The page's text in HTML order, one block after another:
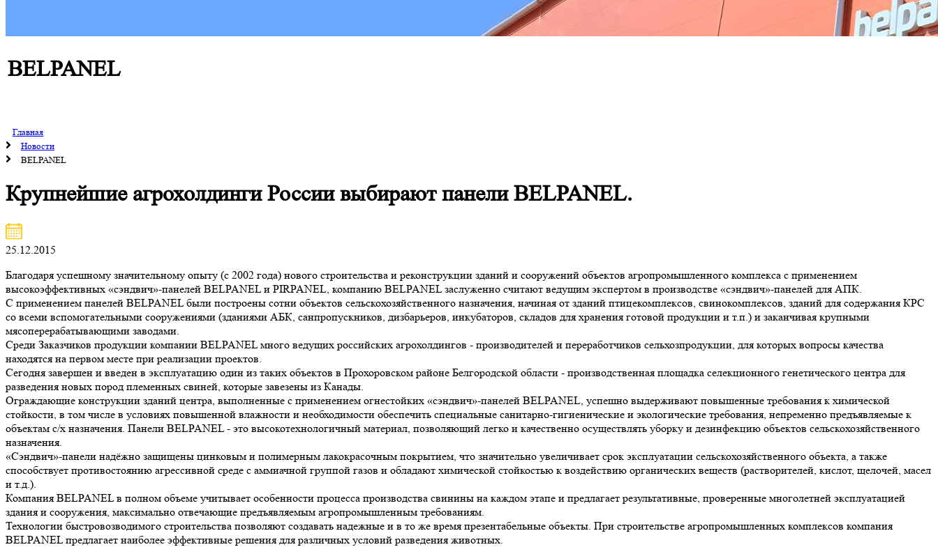
BELPANEL
Главная
Новости
BELPANEL
Крупнейшие агрохолдинги России выбирают панели BELPANEL.
25.12.2015
Благодаря успешному значительному опыту (с 2002 года) нового строительства и реконструкции зданий и сооружений объектов агропромышленного комплекса с применением
высокоэффективных «сэндвич»-панелей BELPANEL и PIRPANEL, компанию BELPANEL заслуженно считают ведущим экспертом в производстве «сэндвич»-панелей для АПК.
С применением панелей BELPANEL были построены сотни объектов сельскохозяйственного назначения, начиная от зданий птицекомплексов, свинокомплексов, зданий для содержания КРС
со всеми вспомогательными сооружениями (зданиями АБК, санпропускников, дизбарьеров, инкубаторов, складов для хранения готовой продукции и т.п.) и заканчивая крупными
мясоперерабатывающими заводами.
Среди Заказчиков продукции компании BELPANEL много ведущих российских агрохолдингов - производителей и переработчиков сельхозпродукции, для которых вопросы качества
находятся на первом месте при реализации проектов.
Сегодня завершен и введен в эксплуатацию один из таких объектов в Прохоровском районе Белгородской области - производственная площадка селекционного генетического центра для
разведения новых пород племенных свиней, которые завезены из Канады.
Ограждающие конструкции зданий центра, выполненные с применением огнестойких «сэндвич»-панелей BELPANEL, успешно выдерживают повышенные требования к химической
стойкости, в том числе в условиях повышенной влажности и необходимости обеспечить специальные санитарно-гигиенические и экологические требования, непременно предъявляемые к
объектам с/х назначения. Панели BELPANEL - это высокотехнологичный материал, позволяющий легко и качественно осуществлять уборку и дезинфекцию объектов сельскохозяйственного
назначения.
«Сэндвич»-панели надёжно защищены цинковым и полимерным лакокрасочным покрытием, что значительно увеличивает срок эксплуатации сельскохозяйственного объекта, а также
способствует противостоянию агрессивной среде с аммиачной группой газов и обладают химической стойкостью к воздействию органических веществ (растворителей, кислот, щелочей, масел
и т.д.).
Компания BELPANEL в полном объеме учитывает особенности процесса производства свинины на каждом этапе и предлагает результативные, проверенные многолетней эксплуатацией
здания и сооружения, максимально отвечающие предъявляемым агропромышленным требованиям.
Технологии быстровозводимого строительства позволяют создавать надежные и в то же время презентабельные объекты. При строительстве агропромышленных комплексов компания
BELPANEL предлагает наиболее эффективные решения для различных условий разведения животных.